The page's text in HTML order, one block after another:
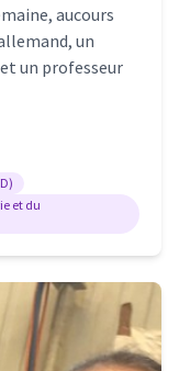
aucours
un
un professeur
et du